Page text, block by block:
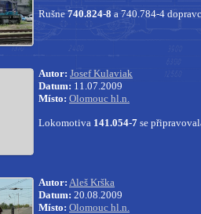
Rušne 740.824-8 a 740.784-4
Autor: Josef Kulaviak
Datum: 11.07.2009
Místo: Olomouc hl.n.
Lokomotiva 141.054-7 se
Autor: Aleš Krška
Datum: 20.08.2009
Místo: Olomouc hl.n.